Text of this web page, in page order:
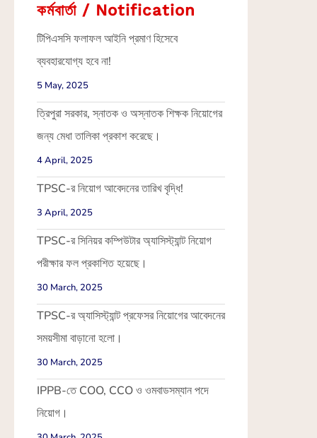
কর্মবার্তা / Notification
টিপিএসসি ফলাফল আইনি প্রমাণ হিসেবে
ব্যবহারযোগ্য হবে না!
5 May, 2025
ত্রিপুরা সরকার, স্নাতক ও অস্নাতক শিক্ষক নিয়োগের
জন্য মেধা তালিকা প্রকাশ করেছে।
4 April, 2025
TPSC-র নিয়োগ আবেদনের তারিখ বৃদ্ধি!
3 April, 2025
TPSC-র সিনিয়র কম্পিউটার অ্যাসিস্ট্যান্ট নিয়োগ
পরীক্ষার ফল প্রকাশিত হয়েছে।
30 March, 2025
TPSC-র অ্যাসিস্ট্যান্ট প্রফেসর নিয়োগের আবেদনের
সময়সীমা বাড়ানো হলো।
30 March, 2025
IPPB-তে COO, CCO ও ওমবাডসম্যান পদে
নিয়োগ।